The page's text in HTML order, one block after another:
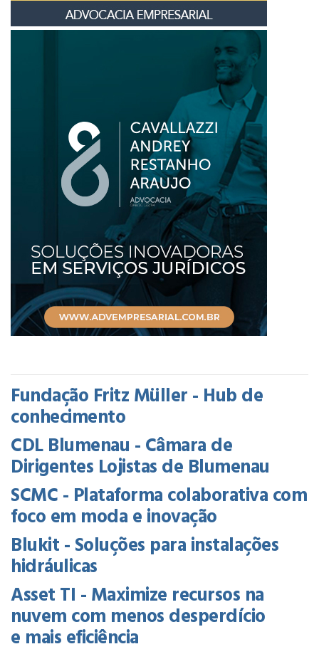
Fundação Fritz Müller - Hub de
conhecimento
CDL Blumenau - Câmara de
Dirigentes Lojistas de Blumenau
SCMC - Plataforma colaborativa com
foco em moda e inovação
Blukit - Soluções para instalações
hidráulicas
Asset TI - Maximize recursos na
nuvem com menos desperdício
e mais eficiência